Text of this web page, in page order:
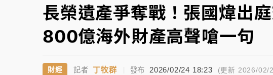
長榮遺產爭奪戰！張國煒出
800億海外財產高聲嗆一句
財經 記者 丁牧群 發布 2026/02/24 18:23 (更新 2026/02/